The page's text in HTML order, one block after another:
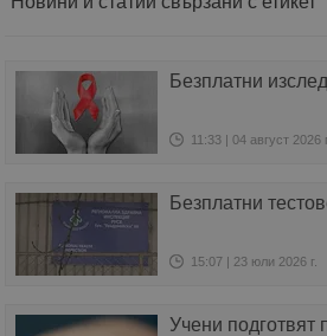
Безплатни
11:33 | 04 август 2026 г.
Безплатни
15:07 | 23 юли 2026 г.
Учени подготвят